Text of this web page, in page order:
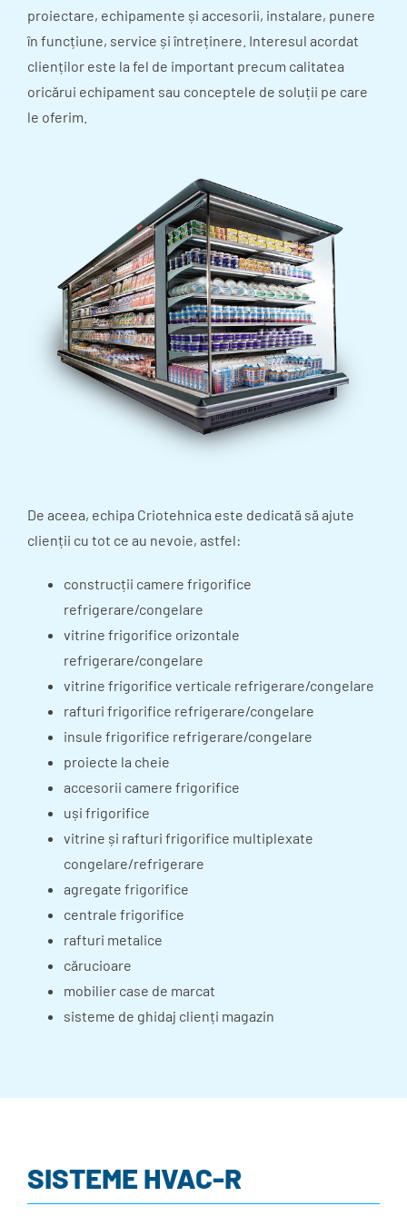
proiectare, echipamente și accesorii, instalare, punere
în funcțiune, service și întreținere. Interesul acordat
clienților este la fel de important precum calitatea
oricărui echipament sau conceptele de soluții pe care
le oferim.
De aceea, echipa Criotehnica este dedicată să ajute
clienții cu tot ce au nevoie, astfel:
construcții camere frigorifice
refrigerare/congelare
vitrine frigorifice orizontale
refrigerare/congelare
vitrine frigorifice verticale refrigerare/congelare
rafturi frigorifice refrigerare/congelare
insule frigorifice refrigerare/congelare
proiecte la cheie
accesorii camere frigorifice
uși frigorifice
vitrine și rafturi frigorifice multiplexate
congelare/refrigerare
agregate frigorifice
centrale frigorifice
rafturi metalice
cărucioare
mobilier case de marcat
sisteme de ghidaj clienți magazin
SISTEME HVAC-R